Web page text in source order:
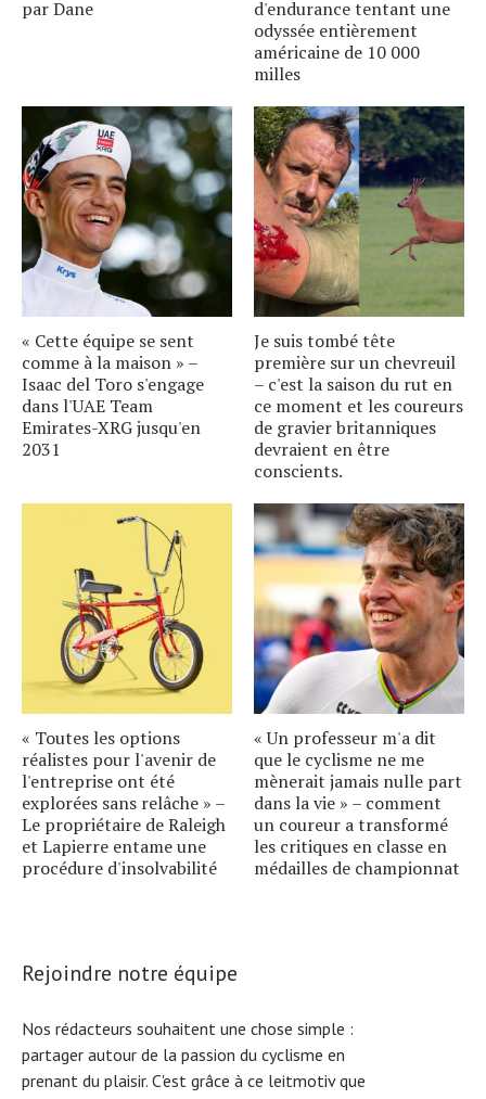
par Dane
d'endurance tentant une
odyssée entièrement
américaine de 10 000
milles
« Cette équipe se sent
comme à la maison » –
Isaac del Toro s'engage
dans l'UAE Team
Emirates-XRG jusqu'en
2031
Je suis tombé tête
première sur un chevreuil
– c'est la saison du rut en
ce moment et les coureurs
de gravier britanniques
devraient en être
conscients.
« Toutes les options
réalistes pour l'avenir de
l'entreprise ont été
explorées sans relâche » –
Le propriétaire de Raleigh
et Lapierre entame une
procédure d'insolvabilité
« Un professeur m'a dit
que le cyclisme ne me
mènerait jamais nulle part
dans la vie » – comment
un coureur a transformé
les critiques en classe en
médailles de championnat
Rejoindre notre équipe
Nos rédacteurs souhaitent une chose simple :
partager autour de la passion du cyclisme en
prenant du plaisir. C'est grâce à ce leitmotiv que